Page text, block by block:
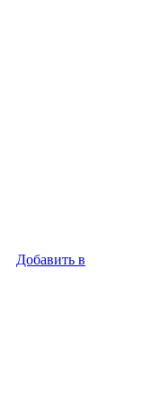
Добавить в